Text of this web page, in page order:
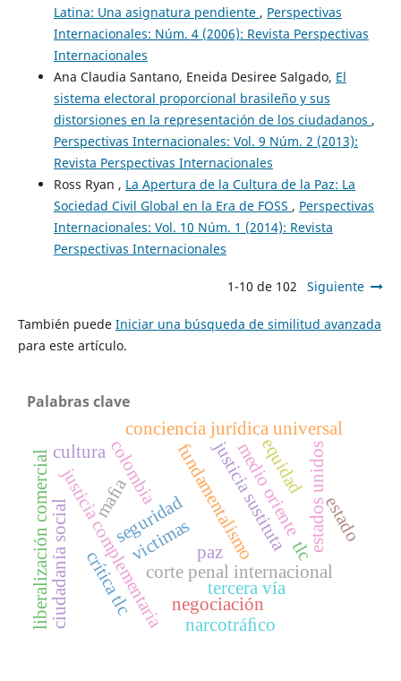
Latina: Una asignatura pendiente , Perspectivas
Internacionales: Núm. 4 (2006): Revista Perspectivas
Internacionales
Ana Claudia Santano, Eneida Desiree Salgado, El
sistema electoral proporcional brasileño y sus
distorsiones en la representación de los ciudadanos ,
Perspectivas Internacionales: Vol. 9 Núm. 2 (2013):
Revista Perspectivas Internacionales
Ross Ryan , La Apertura de la Cultura de la Paz: La
Sociedad Civil Global en la Era de FOSS , Perspectivas
Internacionales: Vol. 10 Núm. 1 (2014): Revista
Perspectivas Internacionales
1-10 de 102 Siguiente
También puede Iniciar una búsqueda de similitud avanzada
para este artículo.
Palabras clave
corte penal internacional
justicia complementaria justicia sustituta
conciencia jurídica universal
victimasfundamentalismo
seguridad
paz
medio oriente
tercera vía
crítica tlc tlc
colombia estados unidos
negociación
cultura
liberalización comercial estado
ciudadanía social
equidad
narcotráﬁco
maﬁa